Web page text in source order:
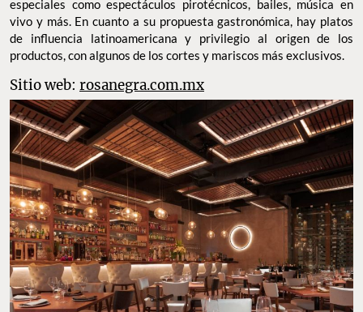
especiales como espectáculos pirotécnicos, bailes, música en
vivo y más. En cuanto a su propuesta gastronómica, hay platos
de influencia latinoamericana y privilegio al origen de los
productos, con algunos de los cortes y mariscos más exclusivos.
Sitio web: rosanegra.com.mx